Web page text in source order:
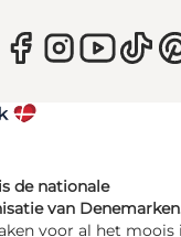
de nationale
van
voor al het moois